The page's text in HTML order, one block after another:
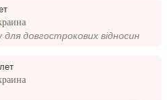
для довгострокових відносин